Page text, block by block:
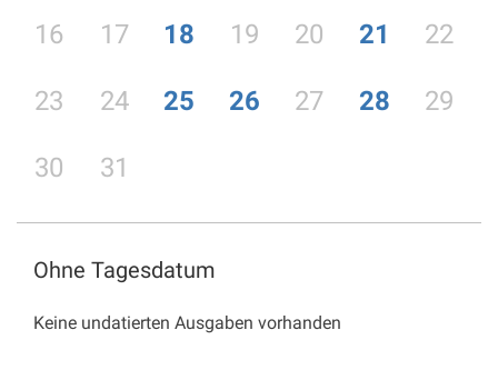
16 17 18 19 20 21 22
23 24 25 26 27 28 29
30 31
Ohne Tagesdatum
Keine undatierten Ausgaben vorhanden